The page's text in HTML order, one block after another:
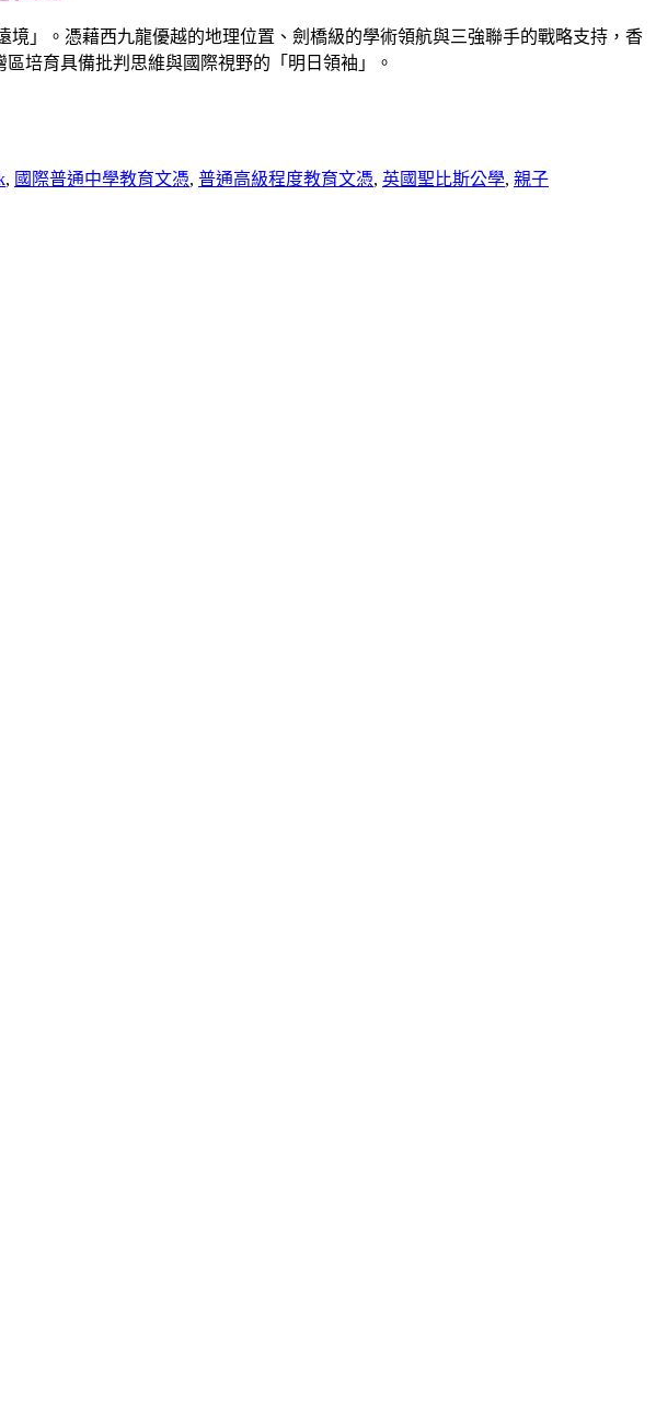
境」。憑藉西九龍優越的地理位置、劍橋級的學術領航與三強聯手的戰略支持，香
培育具備批判思維與國際視野的「明日領袖」。
, 國際普通中學教育文憑, 普通高級程度教育文憑, 英國聖比斯公學, 親子